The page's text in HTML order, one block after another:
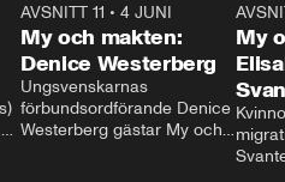
23:40
AVSNITT 11 •4 JUNI
My och makten:
Denice Westerberg
Ungsvenskarnas
förbundsordförande Denice
Westerberg gästar My och
My